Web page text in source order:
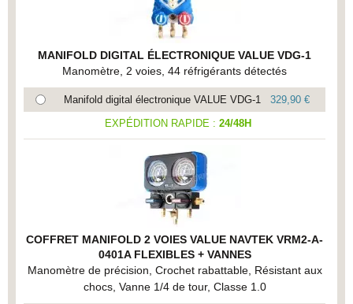
MANIFOLD DIGITAL ÉLECTRONIQUE VALUE VDG-1
Manomètre, 2 voies, 44 réfrigérants détectés
Manifold digital électronique VALUE VDG-1 329,90 €
EXPÉDITION RAPIDE : 24/48H
COFFRET MANIFOLD 2 VOIES VALUE NAVTEK VRM2-A-
0401A FLEXIBLES + VANNES
Manomètre de précision, Crochet rabattable, Résistant aux
chocs, Vanne 1/4 de tour, Classe 1.0